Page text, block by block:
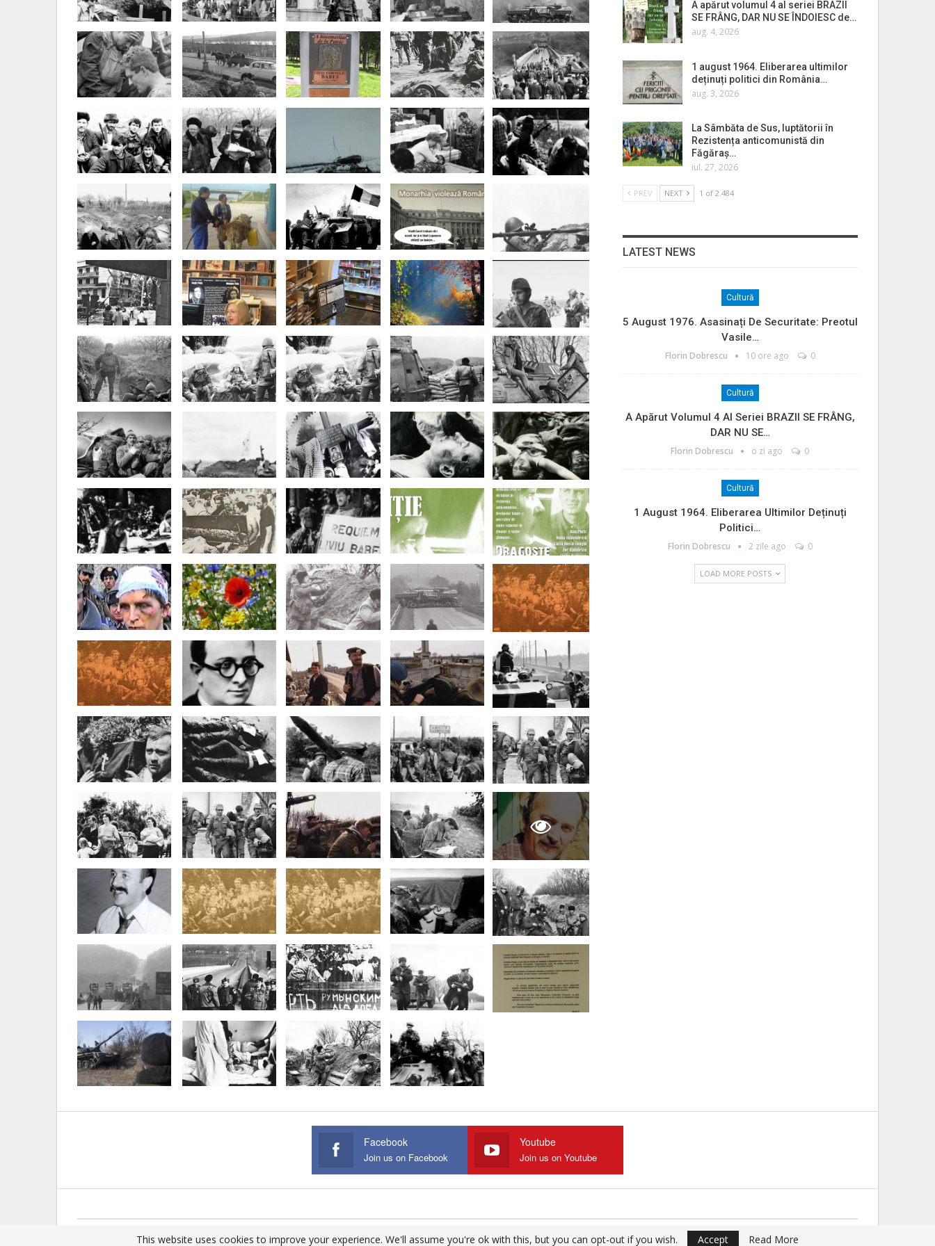
A apărut volumul 4 al seriei BRAZII
SE FRÂNG, DAR NU SE ÎNDOIESC de…
aug. 4, 2026
1 august 1964. Eliberarea ultimilor
deținuți politici din România…
aug. 3, 2026
La Sâmbăta de Sus, luptătorii în
Rezistența anticomunistă din
Făgăraș…
iul. 27, 2026
PREV NEXT 1 of 2.484
LATEST NEWS
Cultură
5 August 1976. Asasinați De Securitate: Preotul
Vasile…
Florin Dobrescu 10 ore ago 0
Cultură
A Apărut Volumul 4 Al Seriei BRAZII SE FRÂNG,
DAR NU SE…
Florin Dobrescu o zi ago 0
Cultură
1 August 1964. Eliberarea Ultimilor Deținuți
Politici…
Florin Dobrescu 2 zile ago 0
LOAD MORE POSTS
Facebook
Join us on Facebook
Youtube
Join us on Youtube
This website uses cookies to improve your experience. We'll assume you're ok with this, but you can opt-out if you wish. Accept Read More